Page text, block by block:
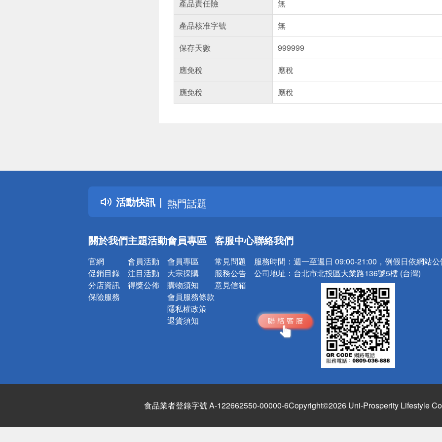
產品責任險
無
產品核准字號
無
保存天數
999999
應免稅
應稅
應免稅
應稅
活動快訊
詐騙網頁！請小心！
得獎公告
熱門話題
銀行優惠
詐騙網頁！請小心！
關於我們
官網
促銷目錄
分店資訊
保險服務
主題活動
會員活動
注目活動
得獎公佈
會員專區
會員專區
大宗採購
購物須知
會員服務條款
隱私權政策
退貨須知
客服中心
常見問題
服務公告
意見信箱
聯絡我們
服務時間： 週一至週日 09:00-21:00，例假日依網站
公司地址： 台北市北投區大業路136號5樓 (台灣)
食品業者登錄字號 A-122662550-00000-6Copyright©2026 Uni-Prosperity Lifestyle